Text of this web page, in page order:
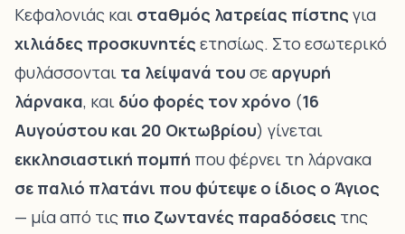
Κεφαλονιάς και σταθμός λατρείας πίστης για
χιλιάδες προσκυνητές ετησίως. Στο εσωτερικό
φυλάσσονται τα λείψανά του σε αργυρή
λάρνακα, και δύο φορές τον χρόνο (16
Αυγούστου και 20 Οκτωβρίου) γίνεται
εκκλησιαστική πομπή που φέρνει τη λάρνακα
σε παλιό πλατάνι που φύτεψε ο ίδιος ο Άγιος
— μία από τις πιο ζωντανές παραδόσεις της